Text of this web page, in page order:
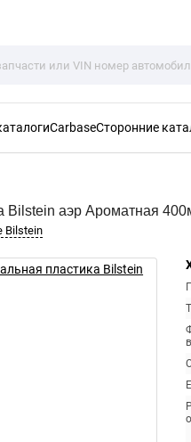
CarbaseСторонние
Bilstein аэр Ароматная
Bilstein